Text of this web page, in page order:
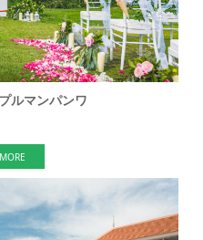
ルマンパンワ